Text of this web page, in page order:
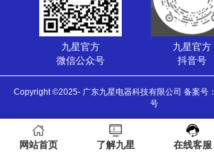
九星官方
微信公众号
九星官方
抖音号
Copyright ©2025- 广东九星电器科技有限公司 备案号：
号
网站首页 了解九星 在线客服